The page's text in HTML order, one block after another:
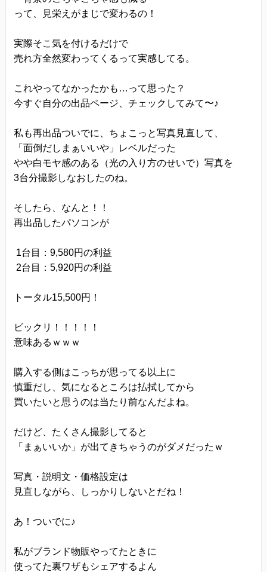
って、見栄えがまじで変わるの！
実際そこ気を付けるだけで
売れ方全然変わってくるって実感してる。
これやってなかったかも…って思った？
今すぐ自分の出品ページ、チェックしてみて〜♪
私も再出品ついでに、ちょこっと写真見直して、
「面倒だしまぁいいや」レベルだった
やや白モヤ感のある（光の入り方のせいで）写真を
3台分撮影しなおしたのね。
そしたら、なんと！！
再出品したパソコンが
1台目：9,580円の利益
2台目：5,920円の利益
トータル15,500円！
ビックリ！！！！！
意味あるｗｗｗ
購入する側はこっちが思ってる以上に
慎重だし、気になるところは払拭してから
買いたいと思うのは当たり前なんだよね。
だけど、たくさん撮影してると
「まぁいいか」が出てきちゃうのがダメだったｗ
写真・説明文・価格設定は
見直しながら、しっかりしないとだね！
あ！ついでに♪
私がブランド物販やってたときに
使ってた裏ワザもシェアするよん